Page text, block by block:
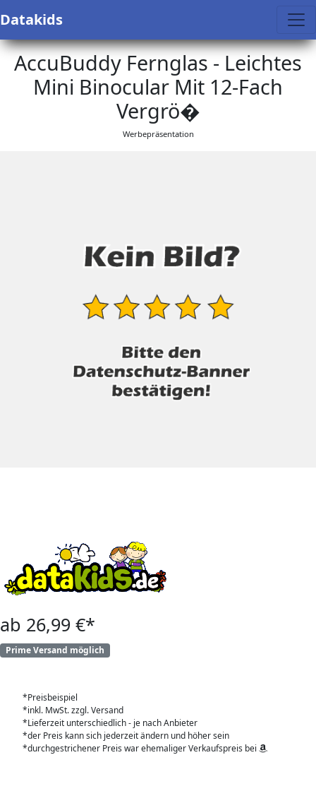
Datakids
AccuBuddy Fernglas - Leichtes
Mini Binocular Mit 12-Fach
Vergrö�
Werbepräsentation
ab 26,99 €*
Prime Versand möglich
*Preisbeispiel
*inkl. MwSt. zzgl. Versand
*Lieferzeit unterschiedlich - je nach Anbieter
*der Preis kann sich jederzeit ändern und höher sein
*durchgestrichener Preis war ehemaliger Verkaufspreis bei